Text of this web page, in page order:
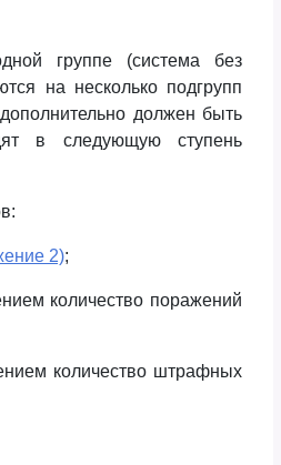
группе (система без
на несколько подгрупп
должен быть
в следующую ступень
2);
количество поражений
количество штрафных